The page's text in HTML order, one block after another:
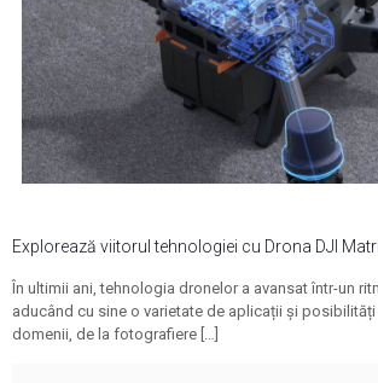
Explorează viitorul tehnologiei cu Drona DJI
În ultimii ani, tehnologia dronelor a avansat într-un
aducând cu sine o varietate de aplicații și
domenii, de la fotografiere […]